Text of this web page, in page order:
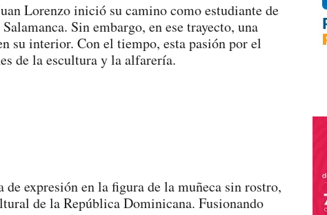
Lorenzo inició su camino como estudiante de
Sin embargo, en ese trayecto, una
su interior. Con el tiempo, esta pasión por el
de la escultura y la alfarería.
expresión en la figura de la muñeca sin rostro,
de la República Dominicana. Fusionando